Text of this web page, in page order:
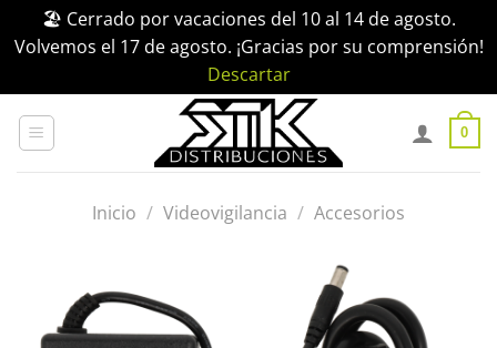
🏖️ Cerrado por vacaciones del 10 al 14 de agosto.
Volvemos el 17 de agosto. ¡Gracias por su comprensión!
Descartar
0
Inicio / Videovigilancia / Accesorios